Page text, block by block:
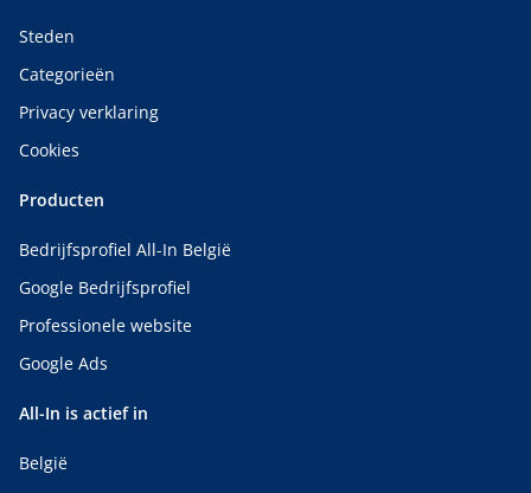
Steden
Categorieën
Privacy verklaring
Cookies
Producten
Bedrijfsprofiel All-In België
Google Bedrijfsprofiel
Professionele website
Google Ads
All-In is actief in
België